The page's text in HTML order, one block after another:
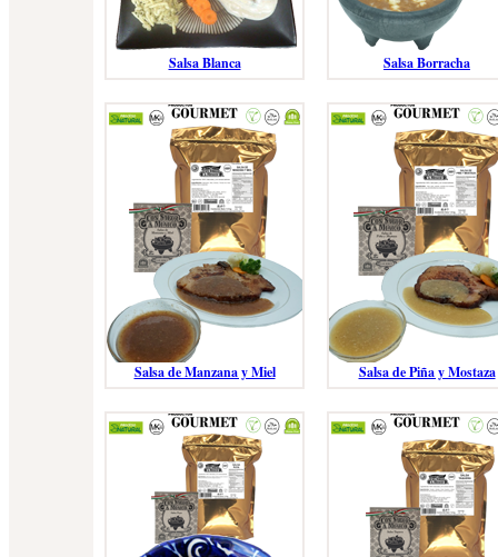
Salsa Blanca Salsa Borracha
Salsa de Manzana y Miel Salsa de Piña y Mostaza